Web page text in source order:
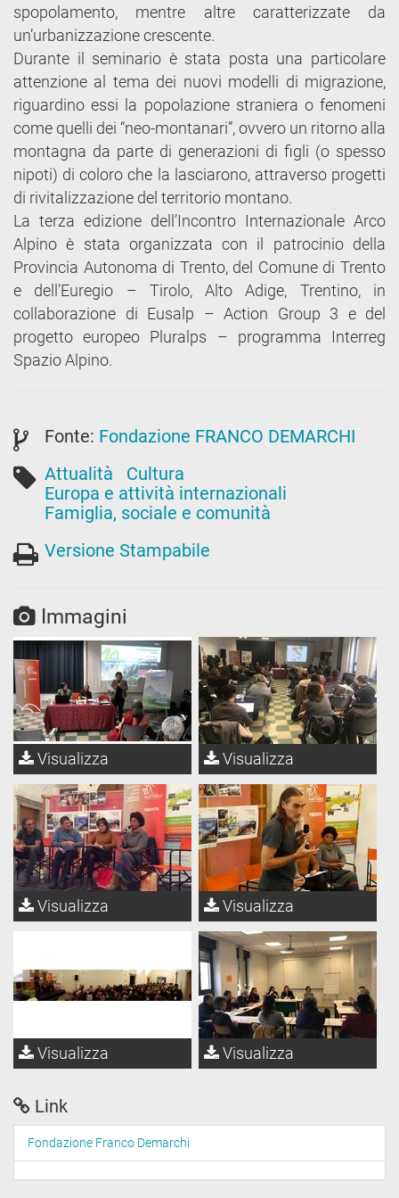
spopolamento, mentre altre caratterizzate da
un’urbanizzazione crescente.
Durante il seminario è stata posta una particolare
attenzione al tema dei nuovi modelli di migrazione,
riguardino essi la popolazione straniera o fenomeni
come quelli dei “neo-montanari”, ovvero un ritorno alla
montagna da parte di generazioni di figli (o spesso
nipoti) di coloro che la lasciarono, attraverso progetti
di rivitalizzazione del territorio montano.
La terza edizione dell’Incontro Internazionale Arco
Alpino è stata organizzata con il patrocinio della
Provincia Autonoma di Trento, del Comune di Trento
e dell’Euregio – Tirolo, Alto Adige, Trentino, in
collaborazione di Eusalp – Action Group 3 e del
progetto europeo Pluralps – programma Interreg
Spazio Alpino.
Fonte: Fondazione FRANCO DEMARCHI
Attualità
Cultura
Europa e attività internazionali
Famiglia, sociale e comunità
Versione Stampabile
Immagini
Visualizza Visualizza
Visualizza Visualizza
Visualizza Visualizza
Link
Fondazione Franco Demarchi